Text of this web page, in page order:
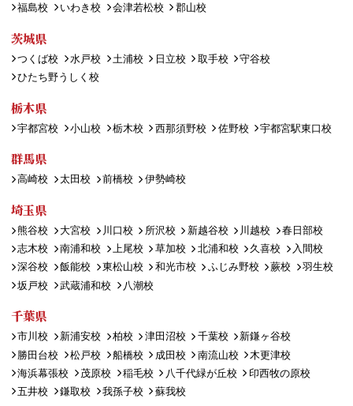
福島校 いわき校 会津若松校 郡山校
茨城県
つくば校 水戸校 土浦校 日立校 取手校
守谷校
ひたち野うしく校
栃木県
宇都宮校 小山校 栃木校 西那須野校 佐野校 宇都宮駅東口校
群馬県
高崎校 太田校 前橋校 伊勢崎校
埼玉県
熊谷校 大宮校 川口校 所沢校 新越谷校 川越校
春日部校
志木校
南浦和校 上尾校 草加校 北浦和校 久喜校
入間校
深谷校
飯能校 東松山校 和光市校 ふじみ野校 蕨校
羽生校
坂戸校
武蔵浦和校 八潮校
千葉県
市川校 新浦安校 柏校 津田沼校 千葉校
新鎌ヶ谷校
勝田台校
松戸校 船橋校 成田校 南流山校
木更津校
海浜幕張校
茂原校 稲毛校 八千代緑が丘校
印西牧の原校
五井校
鎌取校 我孫子校 蘇我校